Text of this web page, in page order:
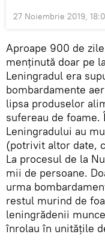
27 Noiembrie 2019,
Aproape 900 de
menținută doar pe
Leningradul era
bombardamente
lipsa produselor
sufereau de foame.
Leningradului au
(potrivit altor date,
La procesul de la
mii de persoane.
urma
restul murind de
leningrădenii
înrolau în unitățile